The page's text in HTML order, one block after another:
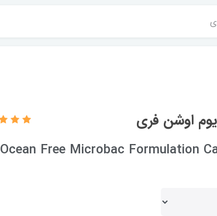
اوشن فری
Ocean Free Microbac Formulation